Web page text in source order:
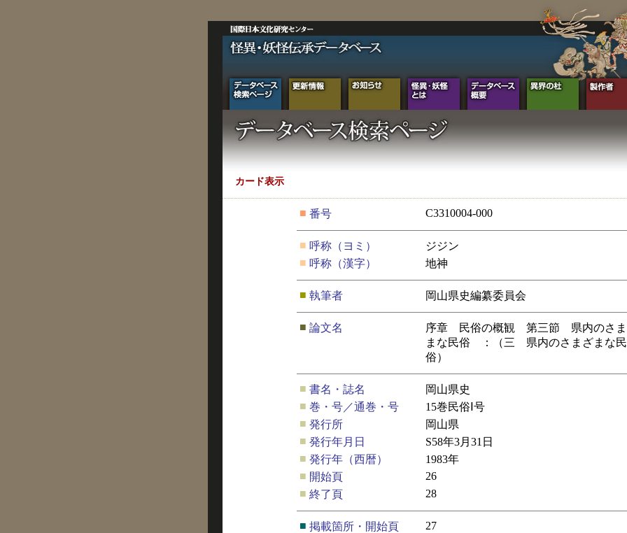
カード表示
■ 番号 C3310004-000
■ 呼称（ヨミ）
ジジン
■ 呼称（漢字） 地神
■ 執筆者 岡山県史編纂委員会
■ 論文名
序章 民俗の概観 第三節 県内のさ
まな民俗 ：（三 県内のさまざまな民
俗）
■ 書名・誌名
岡山県史
■ 巻・号／通巻・号
15巻民俗Ⅰ号
■ 発行所
岡山県
■ 発行年月日
S58年3月31日
■ 発行年（西暦）
1983年
■ 開始頁
26
■ 終了頁 28
■ 掲載箇所・開始頁
27